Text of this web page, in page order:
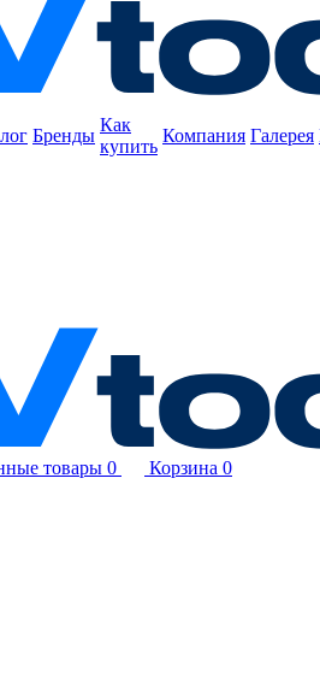
Бренды
Как
купить
Компания Галерея
товары 0 Корзина 0